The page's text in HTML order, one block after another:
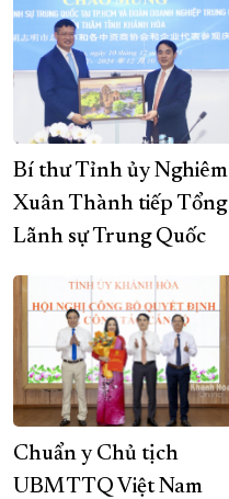
Bí thư Tỉnh ủy Nghiêm
Xuân Thành tiếp Tổng
Lãnh sự Trung Quốc
Chuẩn y Chủ tịch
UBMTTQ Việt Nam